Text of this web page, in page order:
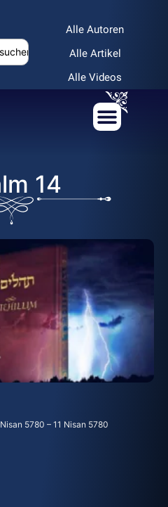
Alle Autoren
Alle Artikel
Alle Videos
14
5780 – 11 Nisan 5780